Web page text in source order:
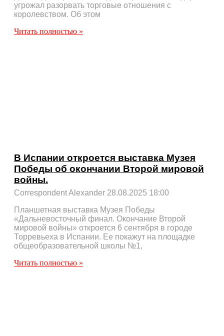
угрожал разорвать торговые отношения с
королевством. Об этом
Читать полностью »
В Испании откроется выставка Музея
Победы об окончании Второй мировой
войны.
Correspondent Alexander 28.08.2025 18:00
Планшетная выставка Музея Победы
«Дальневосточный финал. Окончание Второй
мировой войны» откроется 6 сентября в городе
Торревьеха в Испании. Ее покажут на площадке
общеобразовательной школы №1,
Читать полностью »